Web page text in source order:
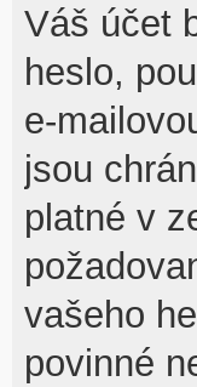
Váš účet
heslo,
e-
jsou
platné v
vašeho
povinné